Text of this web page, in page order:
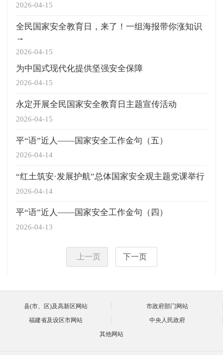
2026-04-15
2026-04-15
全民国家安全教育日，来了！一组海报带你涨知识
→
2026-04-15
为中国式现代化提供坚强安全保障
2026-04-15
永定开展全民国家安全教育日主题宣传活动
2026-04-14
平“语”近人——国家安全工作金句（五）
2026-04-14
“红土筑安·发展护航”总体国家安全观主题党课举行
2026-04-13
平“语”近人——国家安全工作金句（四）
上一页 下一页
县(市、区)及高新区网站
市政府部门网站
福建省及设区市网站
中央人民政府
其他网站